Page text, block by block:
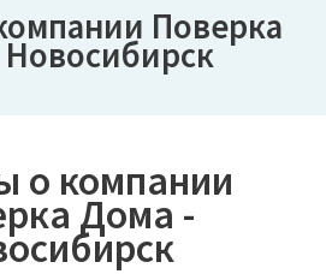
Поверка
о компании
Дома -